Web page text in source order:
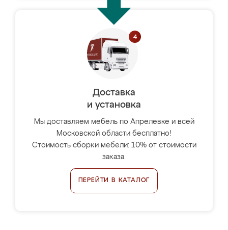
Доставка
и установка
Мы доставляем мебель по Апрелевке и всей
Московской области бесплатно!
Стоимость сборки мебели: 10% от стоимости
заказа.
ПЕРЕЙТИ В КАТАЛОГ